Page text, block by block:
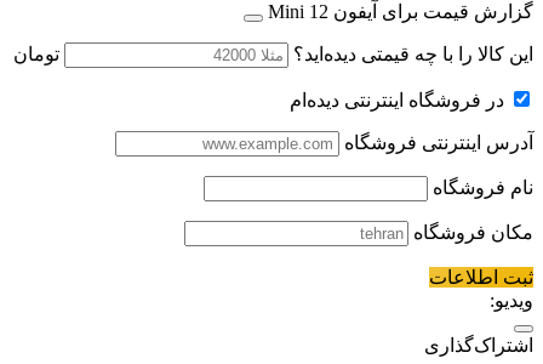
گزارش قیمت برای آیفون 12 Mini
این کالا را با چه قیمتی دیده‌اید؟ تومان
در فروشگاه اینترنتی دیده‌ام
آدرس اینترنتی فروشگاه
نام فروشگاه
مکان فروشگاه
ثبت اطلاعات
ویدیو:
اشتراک‌گذاری